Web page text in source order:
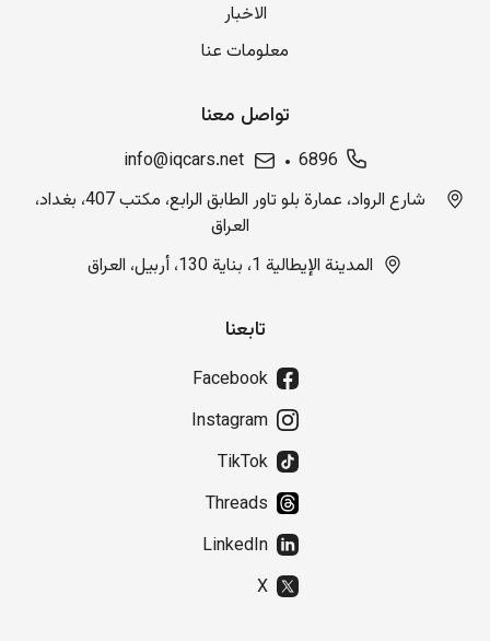
الاخبار
معلومات عنا
تواصل معنا
6896
info@iqcars.net
شارع الرواد، عمارة بلو تاور الطابق الرابع، مكتب 407، بغداد،
العراق
المدينة الإيطالية 1، بناية 130، أربيل، العراق
تابعنا
Facebook
Instagram
TikTok
Threads
LinkedIn
X